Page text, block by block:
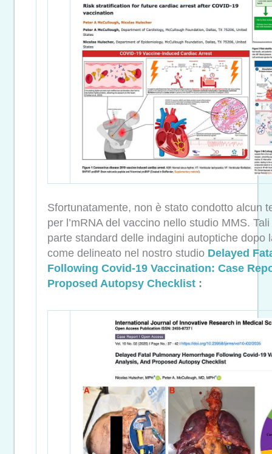
Sfortunatamente, non è stato condotto alcun
per l’mRNA del vaccino nello studio MMS.
parte standard delle indagini autoptiche dopo
come delineato nel nostro studio Delayed
Following Covid-19 Vaccination: Case
Proposed Autopsy Checklist :